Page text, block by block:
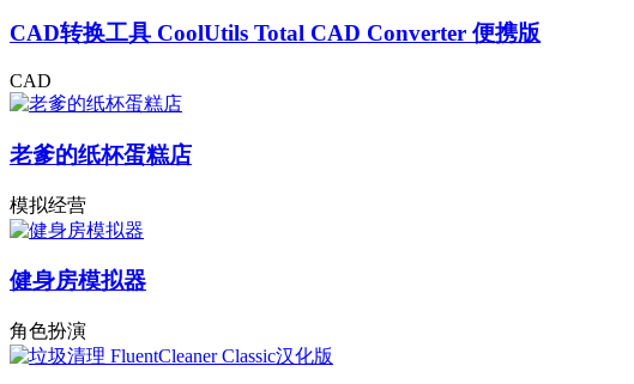
CAD转换工具 CoolUtils Total CAD Converter 便携版
CAD
老爹的纸杯蛋糕店
模拟经营
健身房模拟器
角色扮演